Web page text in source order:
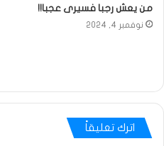
من يعش رجبا فسيرى عجبا!!
نوفمبر 4, 2024
اترك تعليقاً